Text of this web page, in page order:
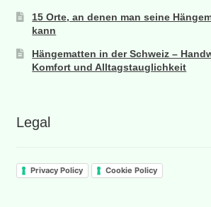
15 Orte, an denen man seine
kann
Hängematten in der Schweiz –
Komfort und Alltagstauglichkeit
Legal
Privacy Policy Cookie Policy